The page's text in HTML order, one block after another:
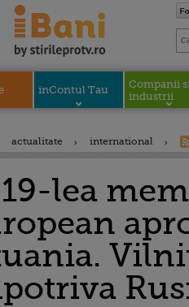
inContul Tau
Companii
industrii
actualitate international
lea